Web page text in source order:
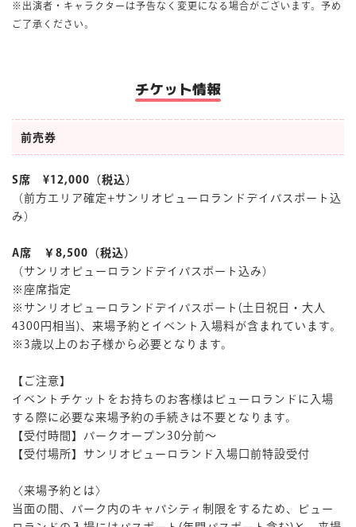
※出演者・キャラクターは予告なく変更になる場合がございます。予め
ご了承ください。
チケット情報
前売券
S席 ¥12,000（税込）
（前方エリア確定+サンリオピューロランドデイパスポート込
み）
A席 ￥8,500（税込）
（サンリオピューロランドデイパスポート込み）
※座席指定
※サンリオピューロランドデイパスポート(土日祝日・大人
4300円相当)、来場予約とイベント入場料が含まれています。
※3歳以上のお子様から必要となります。
【ご注意】
イベントチケットをお持ちのお客様はピューロランドに入場
する際に必要な来場予約の手続きは不要となります。
【受付時間】パークオープン30分前～
【受付場所】サンリオピューロランド入場口前特設受付
〈来場予約とは〉
当面の間、パーク内のキャパシティ制限をするため、ピュー